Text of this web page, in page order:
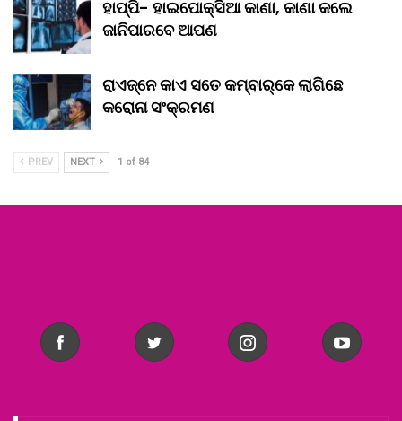
ହାପ୍ପି- ହାଇପୋକ୍ସିଆ କାଣା, କାଣା କଲେ
ଜାନିପାରବେ ଆପଣ
ରାଏଜ୍‌ନେ କାଏ ସତେ କମ୍‌ବାର୍‌କେ ଲାଗିଛେ
କରୋନା ସଂକ୍ରମଣ
PREV NEXT 1 of 84